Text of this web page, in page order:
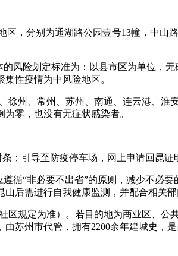
区，分别为通湖路公园壹号13幢，中
风险划定标准为：以县市区为单位，
性疫情为中风险地区。
徐州、常州、苏州、南通、连云港、
零，也没有无症状感染者。
；引导至防疫停车场，网上申请回昆证
循“非必要不出省”的原则，减少不必
后需进行自我健康监测，并配合相关部
区规定为准）。若目的地为商业区、
苏州市代管，拥有2200余年建城史，